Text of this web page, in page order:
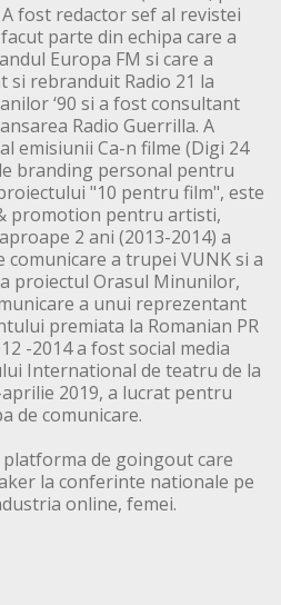
fost redactor sef al revistei
parte din echipa care a
Europa FM si care a
si rebranduit Radio 21 la
‘90 si a fost consultant
Radio Guerrilla. A
emisiunii Ca-n filme (Digi 24
branding personal pentru
"10 pentru film", este
promotion pentru artisti,
2 ani (2013-2014) a
a trupei VUNK si a
proiectul Orasul Minunilor,
a unui reprezentant
premiata la Romanian PR
-2014 a fost social media
International de teatru de la
2019, a lucrat pentru
de comunicare.
de goingout care
la conferinte nationale pe
online, femei.